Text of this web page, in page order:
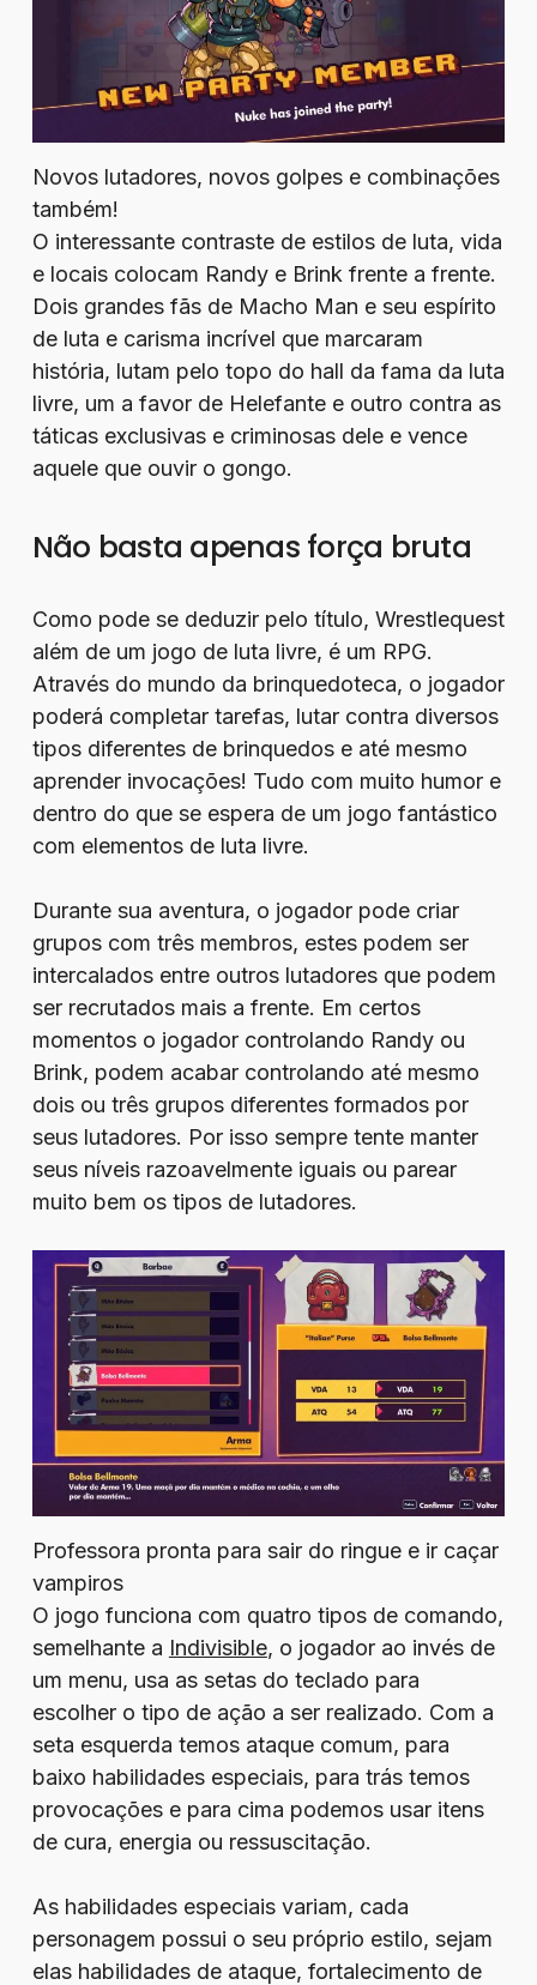
Novos lutadores, novos golpes e combinações
também!
O interessante contraste de estilos de luta, vida
e locais colocam Randy e Brink frente a frente.
Dois grandes fãs de Macho Man e seu espírito
de luta e carisma incrível que marcaram
história, lutam pelo topo do hall da fama da luta
livre, um a favor de Helefante e outro contra as
táticas exclusivas e criminosas dele e vence
aquele que ouvir o gongo.
Não basta apenas força bruta
Como pode se deduzir pelo título, Wrestlequest
além de um jogo de luta livre, é um RPG.
Através do mundo da brinquedoteca, o jogador
poderá completar tarefas, lutar contra diversos
tipos diferentes de brinquedos e até mesmo
aprender invocações! Tudo com muito humor e
dentro do que se espera de um jogo fantástico
com elementos de luta livre.
Durante sua aventura, o jogador pode criar
grupos com três membros, estes podem ser
intercalados entre outros lutadores que podem
ser recrutados mais a frente. Em certos
momentos o jogador controlando Randy ou
Brink, podem acabar controlando até mesmo
dois ou três grupos diferentes formados por
seus lutadores. Por isso sempre tente manter
seus níveis razoavelmente iguais ou parear
muito bem os tipos de lutadores.
Professora pronta para sair do ringue e ir caçar
vampiros
O jogo funciona com quatro tipos de comando,
semelhante a Indivisible, o jogador ao invés de
um menu, usa as setas do teclado para
escolher o tipo de ação a ser realizado. Com a
seta esquerda temos ataque comum, para
baixo habilidades especiais, para trás temos
provocações e para cima podemos usar itens
de cura, energia ou ressuscitação.
As habilidades especiais variam, cada
personagem possui o seu próprio estilo, sejam
elas habilidades de ataque, fortalecimento de